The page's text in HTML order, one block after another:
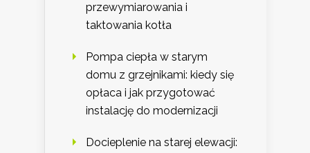
przewymiarowania i
taktowania kotła
Pompa ciepła w starym
domu z grzejnikami: kiedy się
opłaca i jak przygotować
instalację do modernizacji
Docieplenie na starej elewacji: